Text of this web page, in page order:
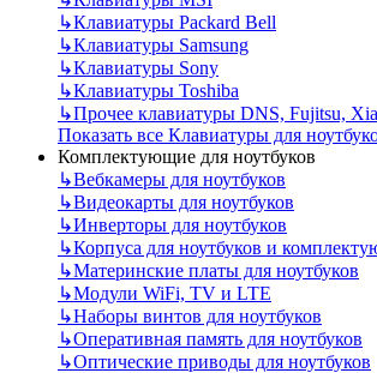
↳Клавиатуры Packard Bell
↳Клавиатуры Samsung
↳Клавиатуры Sony
↳Клавиатуры Toshiba
↳Прочее клавиатуры DNS, Fujitsu,
Показать все Клавиатуры для
Комплектующие для ноутбуков
↳Вебкамеры для ноутбуков
↳Видеокарты для ноутбуков
↳Инверторы для ноутбуков
↳Корпуса для ноутбуков и
↳Материнские платы для ноутбуков
↳Модули WiFi, TV и LTE
↳Наборы винтов для ноутбуков
↳Оперативная память для ноутбуков
↳Оптические приводы для ноутбуков